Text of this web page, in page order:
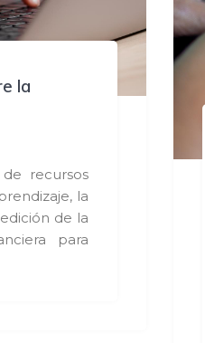
la
recursos
la
de la
para